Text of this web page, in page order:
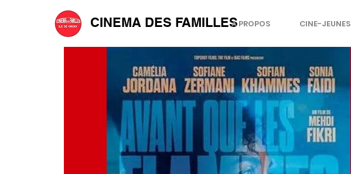
CINEMA DES FAMILLESA PROPOS CINE-JEUNES